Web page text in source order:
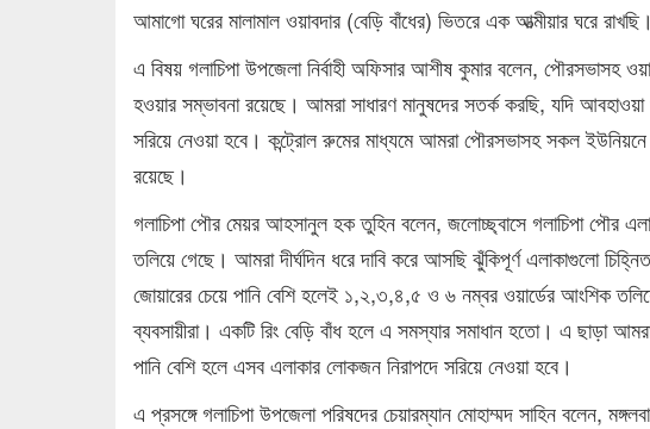
আমাগো ঘরের মালামাল ওয়াবদার (বেড়ি বাঁধের) ভিতরে এক আত্মীয়ার ঘরে
এ বিষয় গলাচিপা উপজেলা নির্বাহী অফিসার আশীষ কুমার বলেন, পৌরসভাসহ
হওয়ার সম্ভাবনা রয়েছে। আমরা সাধারণ মানুষদের সতর্ক করছি, যদি আবহাওয়া
সরিয়ে নেওয়া হবে। কন্ট্রোল রুমের মাধ্যমে আমরা পৌরসভাসহ সকল
রয়েছে।
গলাচিপা পৌর মেয়র আহসানুল হক তুহিন বলেন, জলোচ্ছ্বাসে গলাচিপা পৌর
তলিয়ে গেছে। আমরা দীর্ঘদিন ধরে দাবি করে আসছি ঝুঁকিপূর্ণ এলাকাগুলো
জোয়ারের চেয়ে পানি বেশি হলেই ১,২,৩,৪,৫ ও ৬ নম্বর ওয়ার্ডের আংশিক
ব্যবসায়ীরা। একটি রিং বেড়ি বাঁধ হলে এ সমস্যার সমাধান হতো। এ ছাড়া
পানি বেশি হলে এসব এলাকার লোকজন নিরাপদে সরিয়ে নেওয়া হবে।
এ প্রসঙ্গে গলাচিপা উপজেলা পরিষদের চেয়ারম্যান মোহাম্মদ সাহিন বলেন,